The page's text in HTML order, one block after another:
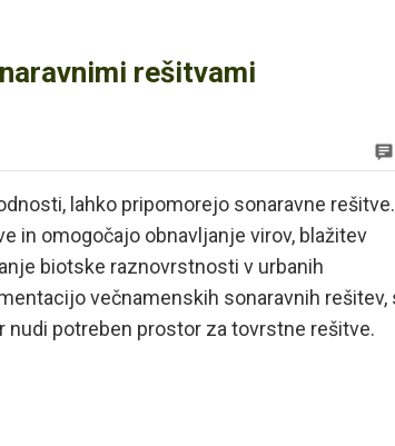
rešitvami
lahko pripomorejo sonaravne rešitve.
in omogočajo obnavljanje virov, blažitev
biotske raznovrstnosti v urbanih
večnamenskih sonaravnih rešitev,
nudi potreben prostor za tovrstne rešitve.